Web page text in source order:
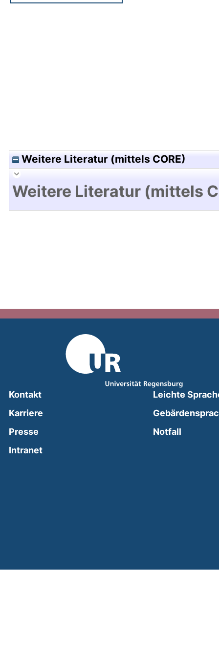
Weitere Literatur (mittels CORE)
Weitere Literatur (mittels
Kontakt
Karriere
Presse
Intranet(external link, opens in a new window)
Leichte
Notfall